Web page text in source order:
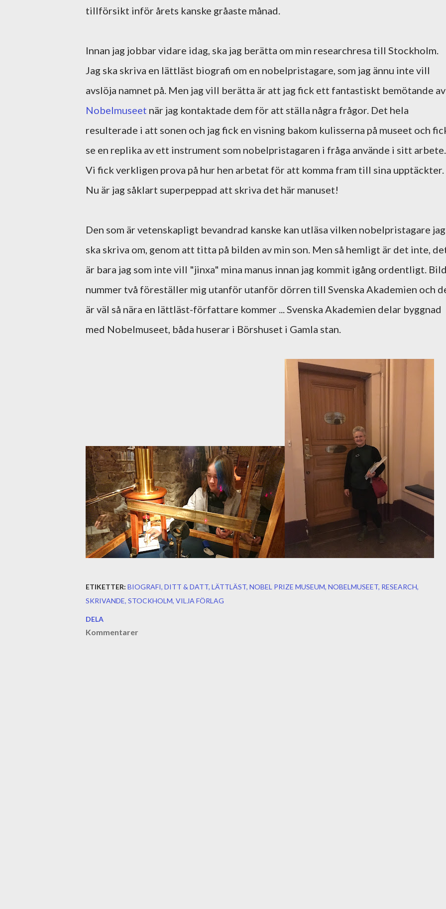
tillförsikt inför årets kanske gråaste månad.
Innan jag jobbar vidare idag, ska jag berätta om min researchresa till Stockholm.
Jag ska skriva en lättläst biografi om en nobelpristagare, som jag ännu inte vill
avslöja namnet på. Men jag vill berätta är att jag fick ett fantastiskt bemötande av
Nobelmuseet när jag kontaktade dem för att ställa några frågor. Det hela
resulterade i att sonen och jag fick en visning bakom kulisserna på museet och
se en replika av ett instrument som nobelpristagaren i fråga använde i sitt arbete.
Vi fick verkligen prova på hur hen arbetat för att komma fram till sina upptäckter.
Nu är jag såklart superpeppad att skriva det här manuset!
Den som är vetenskapligt bevandrad kanske kan utläsa vilken nobelpristagare jag
ska skriva om, genom att titta på bilden av min son. Men så hemligt är det inte,
är bara jag som inte vill "jinxa" mina manus innan jag kommit igång ordentligt.
nummer två föreställer mig utanför utanför dörren till Svenska Akademien och
är väl så nära en lättläst-författare kommer ... Svenska Akademien delar byggnad
med Nobelmuseet, båda huserar i Börshuset i Gamla stan.
ETIKETTER: BIOGRAFI DITT & DATT LÄTTLÄST NOBEL PRIZE MUSEUM NOBELMUSEET RESEARCH
SKRIVANDE STOCKHOLM VILJA FÖRLAG
DELA
Kommentarer